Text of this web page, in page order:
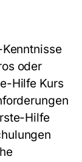
oder
Hilfe Kurs
Hilfe